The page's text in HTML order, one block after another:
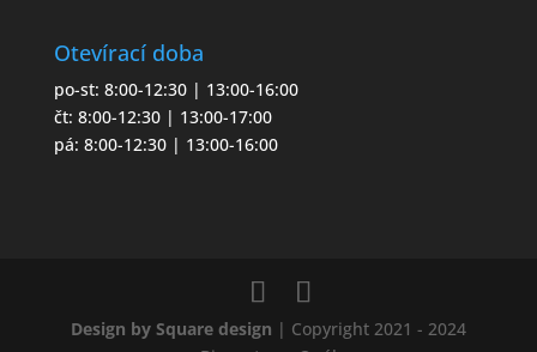
Otevírací doba
po-st: 8:00-12:30 | 13:00-16:00
čt: 8:00-12:30 | 13:00-17:00
pá: 8:00-12:30 | 13:00-16:00
Design by Square design | Copyright 2021 - 2024